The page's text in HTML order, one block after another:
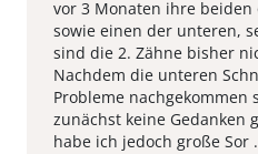
vor 3 Monaten ihre beiden
sowie einen der unteren,
sind die 2. Zähne bisher
Nachdem die unteren
Probleme nachgekommen
zunächst keine Gedanken
habe ich jedoch große Sor